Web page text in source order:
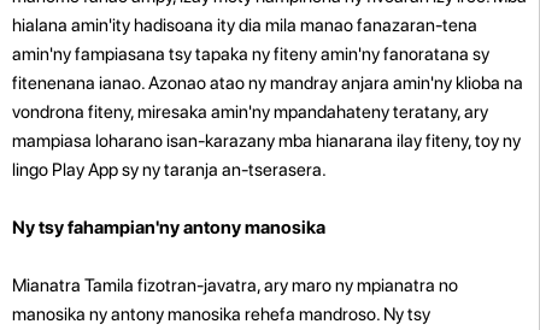
hialana amin'ity hadisoana ity dia mila manao fanazaran-tena
amin'ny fampiasana tsy tapaka ny fiteny amin'ny fanoratana sy
fitenenana ianao. Azonao atao ny mandray anjara amin'ny klioba na
vondrona fiteny, miresaka amin'ny mpandahateny teratany, ary
mampiasa loharano isan-karazany mba hianarana ilay fiteny, toy ny
lingo Play App sy ny taranja an-tserasera.
Ny tsy fahampian'ny antony manosika
Mianatra Tamila fizotran-javatra, ary maro ny mpianatra no
manosika ny antony manosika rehefa mandroso. Ny tsy